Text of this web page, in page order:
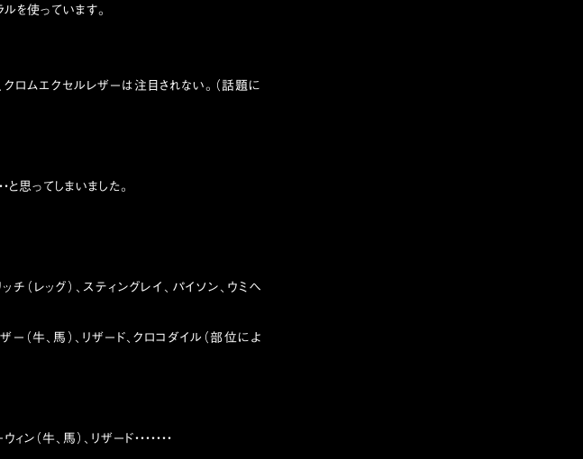
を使っています。
クロムエクセルレザーは注目されない。（話題に
と思ってしまいました。
レッグ）、スティングレイ、パイソン、ウミヘ
（牛、馬）、リザード、クロコダイル（部位によ
牛、馬）、リザード・・・・・・・